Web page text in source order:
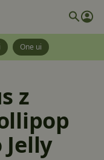
One ui
z